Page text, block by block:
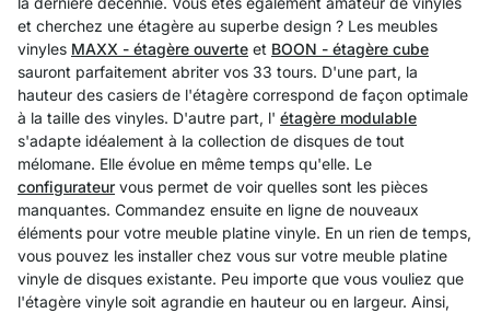
et cherchez une étagère au superbe design ? Les meubles
vinyles MAXX - étagère ouverte et BOON - étagère cube
sauront parfaitement abriter vos 33 tours. D'une part, la
hauteur des casiers de l'étagère correspond de façon optimale
à la taille des vinyles. D'autre part, l' étagère modulable
s'adapte idéalement à la collection de disques de tout
mélomane. Elle évolue en même temps qu'elle. Le
configurateur vous permet de voir quelles sont les pièces
manquantes. Commandez ensuite en ligne de nouveaux
éléments pour votre meuble platine vinyle. En un rien de temps,
vous pouvez les installer chez vous sur votre meuble platine
vinyle de disques existante. Peu importe que vous vouliez que
l'étagère vinyle soit agrandie en hauteur ou en largeur. Ainsi,